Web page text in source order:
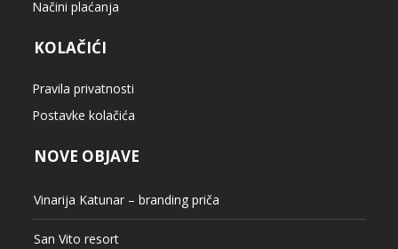
Načini plaćanja
KOLAČIĆI
Pravila privatnosti
Postavke kolačića
NOVE OBJAVE
Vinarija Katunar – branding priča
San Vito resort